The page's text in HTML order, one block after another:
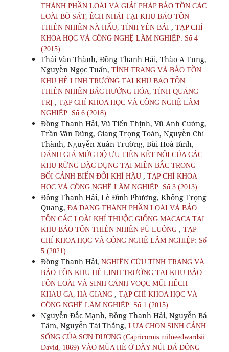
THÀNH PHẦN LOÀI VÀ GIẢI PHÁP BẢO TỒN CÁC
LOÀI BÒ SÁT, ẾCH NHÁI TẠI KHU BẢO TỒN
THIÊN NHIÊN NÀ HẨU, TỈNH YÊN BÁI , TẠP CHÍ
KHOA HỌC VÀ CÔNG NGHỆ LÂM NGHIỆP: Số 4
(2015)
Thái Văn Thành, Đồng Thanh Hải, Thào A Tung,
Nguyễn Ngọc Tuấn, TÌNH TRẠNG VÀ BẢO TỒN
KHU HỆ LINH TRƯỞNG TẠI KHU BẢO TỒN
THIÊN NHIÊN BẮC HƯỚNG HÓA, TỈNH QUẢNG
TRỊ , TẠP CHÍ KHOA HỌC VÀ CÔNG NGHỆ LÂM
NGHIỆP: Số 6 (2018)
Đồng Thanh Hải, Vũ Tiến Thịnh, Vũ Anh Cường,
Trần Văn Dũng, Giang Trọng Toàn, Nguyễn Chí
Thành, Nguyễn Xuân Trường, Bùi Hoà Bình,
ĐÁNH GIÁ MỨC ĐỘ ƯU TIÊN KẾT NỐI CỦA CÁC
KHU RỪNG ĐẶC DỤNG TẠI MIỀN BẮC TRONG
BỐI CẢNH BIẾN ĐỔI KHÍ HẬU , TẠP CHÍ KHOA
HỌC VÀ CÔNG NGHỆ LÂM NGHIỆP: Số 3 (2013)
Đồng Thanh Hải, Lê Đình Phương, Khổng Trọng
Quang, ĐA DẠNG THÀNH PHẦN LOÀI VÀ BẢO
TỒN CÁC LOÀI KHỈ THUỘC GIỐNG MACACA TẠI
KHU BẢO TỒN THIÊN NHIÊN PÙ LUÔNG , TẠP
CHÍ KHOA HỌC VÀ CÔNG NGHỆ LÂM NGHIỆP: Số
5 (2021)
Đồng Thanh Hải, NGHIÊN CỨU TÌNH TRẠNG VÀ
BẢO TỒN KHU HỆ LINH TRƯỞNG TẠI KHU BẢO
TỒN LOÀI VÀ SINH CẢNH VOỌC MŨI HẾCH
KHAU CA, HÀ GIANG , TẠP CHÍ KHOA HỌC VÀ
CÔNG NGHỆ LÂM NGHIỆP: Số 1 (2015)
Nguyễn Đắc Mạnh, Đồng Thanh Hải, Nguyễn Bá
Tâm, Nguyễn Tài Thắng, LỰA CHỌN SINH CẢNH
SỐNG CỦA SƠN DƯƠNG (Capricornis milneedwardsii
David, 1869) VÀO MÙA HÈ Ở DÃY NÚI ĐÁ ĐÔNG